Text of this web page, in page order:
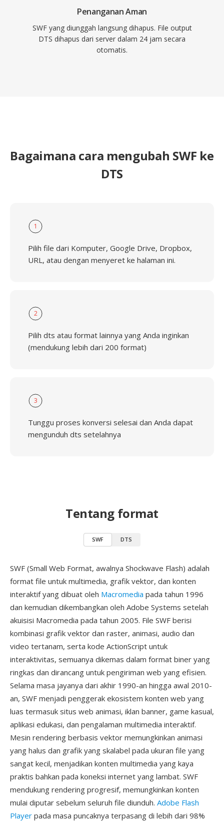
Penanganan Aman
SWF yang diunggah langsung dihapus. File output
DTS dihapus dari server dalam 24 jam secara
otomatis.
Bagaimana cara mengubah SWF ke
DTS
1
Pilih file dari Komputer, Google Drive, Dropbox,
URL, atau dengan menyeret ke halaman ini.
2
Pilih dts atau format lainnya yang Anda inginkan
(mendukung lebih dari 200 format)
3
Tunggu proses konversi selesai dan Anda dapat
mengunduh dts setelahnya
Tentang format
SWF DTS
SWF (Small Web Format, awalnya Shockwave Flash) adalah
format file untuk multimedia, grafik vektor, dan konten
interaktif yang dibuat oleh Macromedia pada tahun 1996
dan kemudian dikembangkan oleh Adobe Systems setelah
akuisisi Macromedia pada tahun 2005. File SWF berisi
kombinasi grafik vektor dan raster, animasi, audio dan
video tertanam, serta kode ActionScript untuk
interaktivitas, semuanya dikemas dalam format biner yang
ringkas dan dirancang untuk pengiriman web yang efisien.
Selama masa jayanya dari akhir 1990-an hingga awal 2010-
an, SWF menjadi penggerak ekosistem konten web yang
luas termasuk situs web animasi, iklan banner, game kasual,
aplikasi edukasi, dan pengalaman multimedia interaktif.
Mesin rendering berbasis vektor memungkinkan animasi
yang halus dan grafik yang skalabel pada ukuran file yang
sangat kecil, menjadikan konten multimedia yang kaya
praktis bahkan pada koneksi internet yang lambat. SWF
mendukung rendering progresif, memungkinkan konten
mulai diputar sebelum seluruh file diunduh. Adobe Flash
Player pada masa puncaknya terpasang di lebih dari 98%